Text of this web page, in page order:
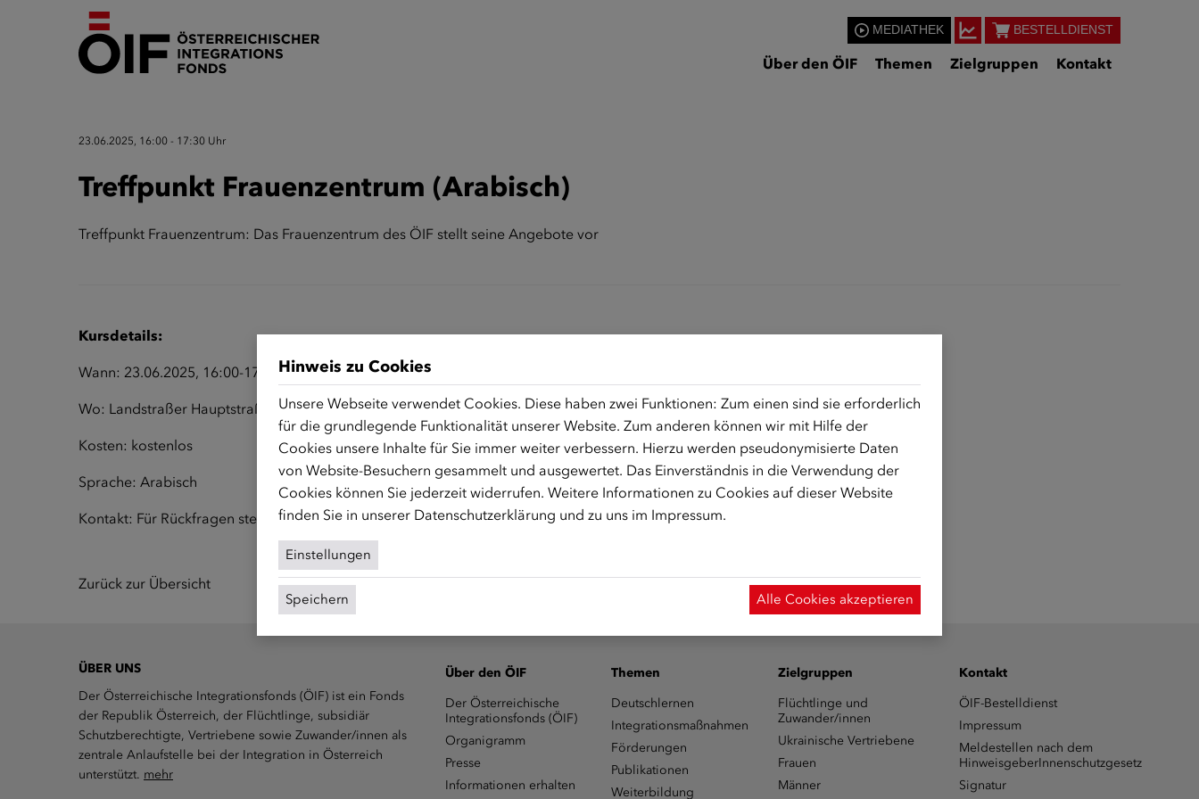
MEDIATHEK BESTELLDIENST
Über den ÖIF Themen Zielgruppen Kontakt
23.06.2025, 16:00 - 17:30 Uhr
Treffpunkt Frauenzentrum (Arabisch)
Treffpunkt Frauenzentrum: Das Frauenzentrum des ÖIF stellt seine Angebote vor
Kursdetails:
Wann: 23.06.2025, 16:00-17:30 Uhr
Wo: Landstraßer Hauptstraße 26, 1030 Wien - Raum C 1.4
Kosten: kostenlos
Sprache: Arabisch
Kontakt: Für Rückfragen stehen wir unter frauen@integrationsfonds.atzur Verfügung
Zurück zur Übersicht
ÜBER UNS
Der Österreichische Integrationsfonds (ÖIF) ist ein Fonds
der Republik Österreich, der Flüchtlinge, subsidiär
Schutzberechtigte, Vertriebene sowie Zuwander/innen als
zentrale Anlaufstelle bei der Integration in Österreich
unterstützt. mehr
Über den ÖIF
Der Österreichische
Integrationsfonds (ÖIF)
Organigramm
Presse
Informationen erhalten
Themen
Deutschlernen
Integrationsmaßnahmen
Förderungen
Publikationen
Weiterbildung
Zielgruppen
Flüchtlinge und
Zuwander/innen
Ukrainische Vertriebene
Frauen
Männer
Kontakt
ÖIF-Bestelldienst
Impressum
Meldestellen nach dem
HinweisgeberInnenschutzgesetz
Signatur
Hinweis zu Cookies
Unsere Webseite verwendet Cookies. Diese haben zwei Funktionen: Zum einen sind sie erforderlich
für die grundlegende Funktionalität unserer Website. Zum anderen können wir mit Hilfe der
Cookies unsere Inhalte für Sie immer weiter verbessern. Hierzu werden pseudonymisierte Daten
von Website-Besuchern gesammelt und ausgewertet. Das Einverständnis in die Verwendung der
Cookies können Sie jederzeit widerrufen. Weitere Informationen zu Cookies auf dieser Website
finden Sie in unserer Datenschutzerklärung und zu uns im Impressum.
Einstellungen
Speichern Alle Cookies akzeptieren